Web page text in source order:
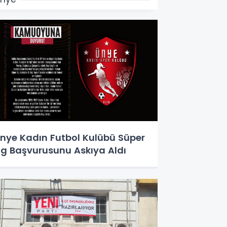
Kadın Futbol Kulübü Süper
Başvurusunu Askıya Aldı